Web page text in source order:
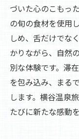
づいた心のこもっ
の旬の食材を使用
しめ、舌だけでな
かりながら、自然
別な体験です。滞
を包み込み、まる
します。横谷温泉
たびに新たな感動